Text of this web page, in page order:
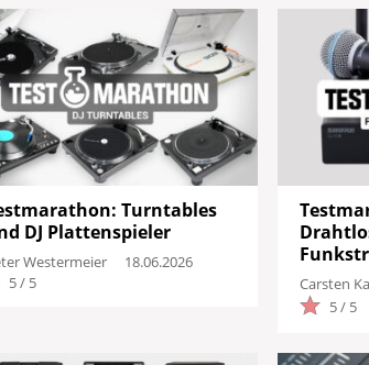
Turntables
DJ Plattenspieler
Westermeier
18.06.2026
5 / 5
Carsten
5 / 5